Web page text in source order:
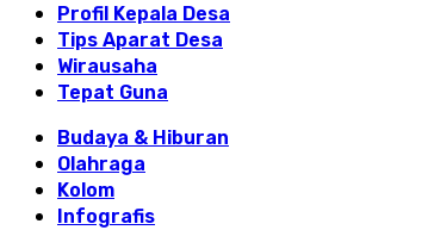
Profil Kepala Desa
Tips Aparat Desa
Wirausaha
Tepat Guna
Budaya & Hiburan
Olahraga
Kolom
Infografis